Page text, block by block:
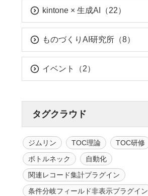
kintone × 生成AI（22）
ものづくりAI研究所（8）
イベント（2）
タグクラウド
ジムリン TOC理論
TOC研修
ボトルネック
自動化
関連レコード集計プラグイン
条件分岐フィールド非表示プラグイン